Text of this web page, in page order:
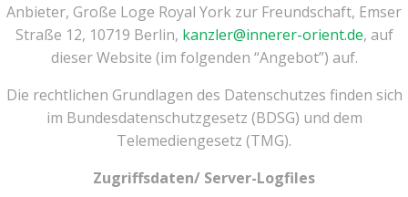
Anbieter, Große Loge Royal York zur Freundschaft, Emser
Straße 12, 10719 Berlin, kanzler@innerer-orient.de, auf
dieser Website (im folgenden “Angebot”) auf.
Die rechtlichen Grundlagen des Datenschutzes finden sich
im Bundesdatenschutzgesetz (BDSG) und dem
Telemediengesetz (TMG).
Zugriffsdaten/ Server-Logfiles